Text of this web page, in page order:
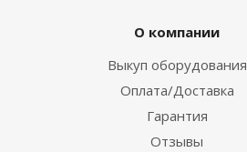
О компании
Выкуп оборудования
Оплата/Доставка
Гарантия
Отзывы